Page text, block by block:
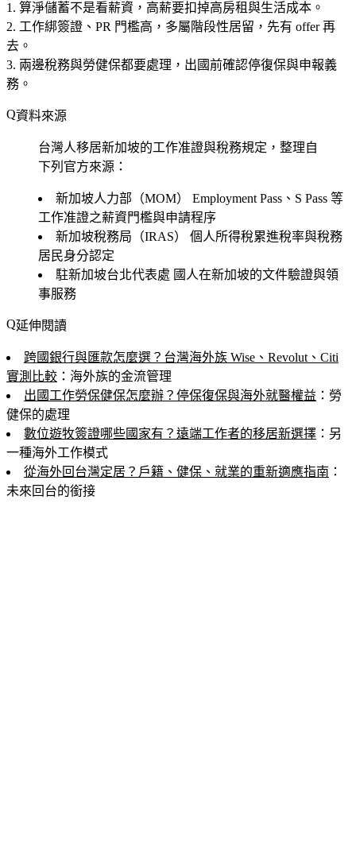
算淨儲蓄不是看薪資 ，高薪要扣掉高房租與生活成本。
工作綁簽證、PR 門檻高 ，多屬階段性居留，先有 offer 再
去。
兩邊稅務與勞健保都要處理 ，出國前確認停復保與申報義
務。
資料來源
台灣人移居新加坡的工作准證與稅務規定，整理自
下列官方來源：
新加坡人力部（MOM）
Employment Pass、S Pass 等
工作准證之薪資門檻與申請程序
新加坡稅務局（IRAS）
個人所得稅累進稅率與稅務
居民身分認定
駐新加坡台北代表處 國人在新加坡的文件驗證與領
事服務
延伸閱讀
跨國銀行與匯款怎麼選？台灣海外族 Wise、Revolut、Citi
實測比較 ：海外族的金流管理
出國工作勞保健保怎麼辦？停保復保與海外就醫權益 ：勞
健保的處理
數位遊牧簽證哪些國家有？遠端工作者的移居新選擇 ：另
一種海外工作模式
從海外回台灣定居？戶籍、健保、就業的重新適應指南 ：
未來回台的銜接